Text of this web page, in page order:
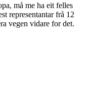
må me ha eit felles
representantar frå 12
vegen vidare for det.